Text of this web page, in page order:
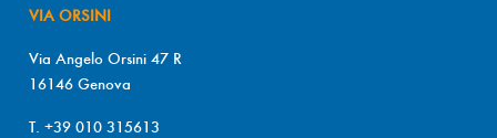
VIA ORSINI
Via Angelo Orsini 47 R
16146 Genova
T. +39 010 315613